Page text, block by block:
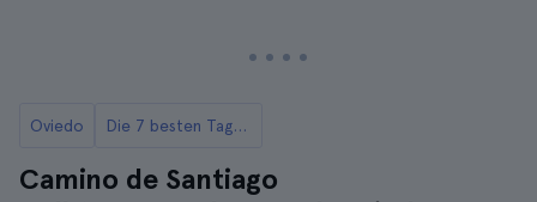
Oviedo Die 7 besten Tagesausflüge von Oviedo
Camino de Santiago